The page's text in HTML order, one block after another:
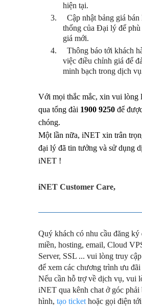
hiện tại.
3.
Cập nhật bảng giá bán
thống của Đại lý để
giá mới.
4.
Thông báo tới khách
việc điều chỉnh giá để
minh bạch trong dịch
Với mọi thắc mắc, xin vui lòng
qua tổng đài 1900 9250 để
chóng.
Một lần nữa, iNET xin trân
đại lý đã tin tưởng và sử dụng
iNET !
iNET Customer Care,
Quý khách có nhu cầu đăng ký
miền, hosting, email, Cloud
Server, SSL ... vui lòng truy cập
để xem các chương trình ưu đãi
Nếu cần hỗ trợ về dịch vụ, vui
iNET qua kênh chat ở góc phải
hình, tạo ticket hoặc gọi điện